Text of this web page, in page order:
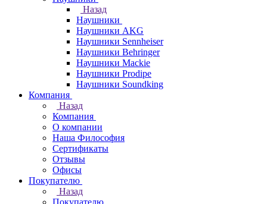
Назад
Наушники
Наушники AKG
Наушники Sennheiser
Наушники Behringer
Наушники Mackie
Наушники Prodipe
Наушники Soundking
Компания
Назад
Компания
О компании
Наша Философия
Сертификаты
Отзывы
Офисы
Покупателю
Назад
Покупателю